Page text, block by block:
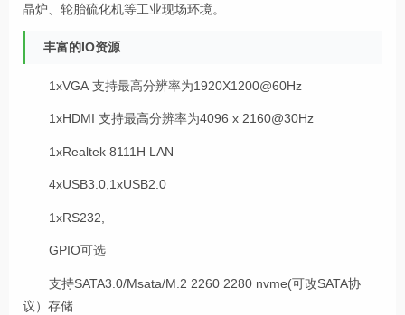
晶炉、轮胎硫化机等工业现场环境。
丰富的IO资源
1xVGA 支持最高分辨率为1920X1200@60Hz
1xHDMI 支持最高分辨率为4096 x 2160@30Hz
1xRealtek 8111H LAN
4xUSB3.0,1xUSB2.0
1xRS232,
GPIO可选
支持SATA3.0/Msata/M.2 2260 2280 nvme(可改SATA协
议）存储